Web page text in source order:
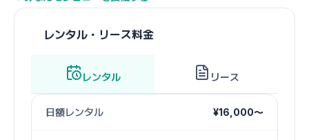
レンタル・リース料金
レンタル リース
日額レンタル ¥16,000〜